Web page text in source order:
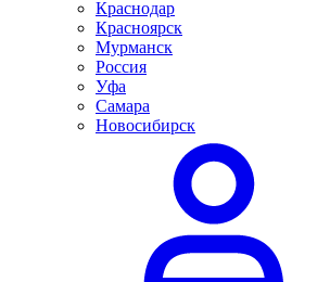
Краснодар
Красноярск
Мурманск
Россия
Уфа
Самара
Новосибирск